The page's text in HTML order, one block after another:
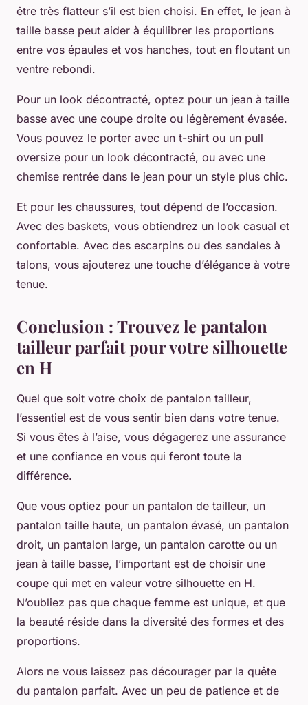
être très flatteur s’il est bien choisi. En effet, le jean à
taille basse peut aider à équilibrer les proportions
entre vos épaules et vos hanches, tout en floutant un
ventre rebondi.
Pour un look décontracté, optez pour un jean à taille
basse avec une coupe droite ou légèrement évasée.
Vous pouvez le porter avec un t-shirt ou un pull
oversize pour un look décontracté, ou avec une
chemise rentrée dans le jean pour un style plus chic.
Et pour les chaussures, tout dépend de l’occasion.
Avec des baskets, vous obtiendrez un look casual et
confortable. Avec des escarpins ou des sandales à
talons, vous ajouterez une touche d’élégance à votre
tenue.
Conclusion : Trouvez le pantalon
tailleur parfait pour votre silhouette
en H
Quel que soit votre choix de pantalon tailleur,
l’essentiel est de vous sentir bien dans votre tenue.
Si vous êtes à l’aise, vous dégagerez une assurance
et une confiance en vous qui feront toute la
différence.
Que vous optiez pour un pantalon de tailleur, un
pantalon taille haute, un pantalon évasé, un pantalon
droit, un pantalon large, un pantalon carotte ou un
jean à taille basse, l’important est de choisir une
coupe qui met en valeur votre silhouette en H.
N’oubliez pas que chaque femme est unique, et que
la beauté réside dans la diversité des formes et des
proportions.
Alors ne vous laissez pas décourager par la quête
du pantalon parfait. Avec un peu de patience et de